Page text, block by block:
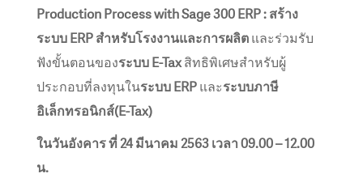
Production Process with Sage 300 ERP : สร้าง
ระบบ ERP สำหรับโรงงานและการผลิตและร่วมรับ
ฟังขั้นตอนของระบบ E-Taxสิทธิพิเศษสำหรับผู้
ประกอบที่ลงทุนในระบบ ERPและระบบภาษี
อิเล็กทรอนิกส์(E-Tax)
ในวันอังคาร ที่ 24 มีนาคม 2563 เวลา 09.00 – 12.00
น.